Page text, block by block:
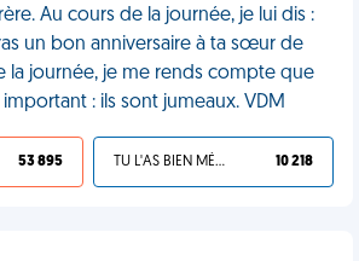
Au cours de la journée, je lui dis :
un bon anniversaire à ta sœur de
la journée, je me rends compte que
: ils sont jumeaux. VDM
53 895 TU L'AS BIEN MÉRITÉ 10 218